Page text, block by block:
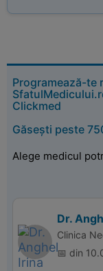
Programează-te
Clickmed
Găsești peste
Alege medicul
Dr.
Clinica
📅 din